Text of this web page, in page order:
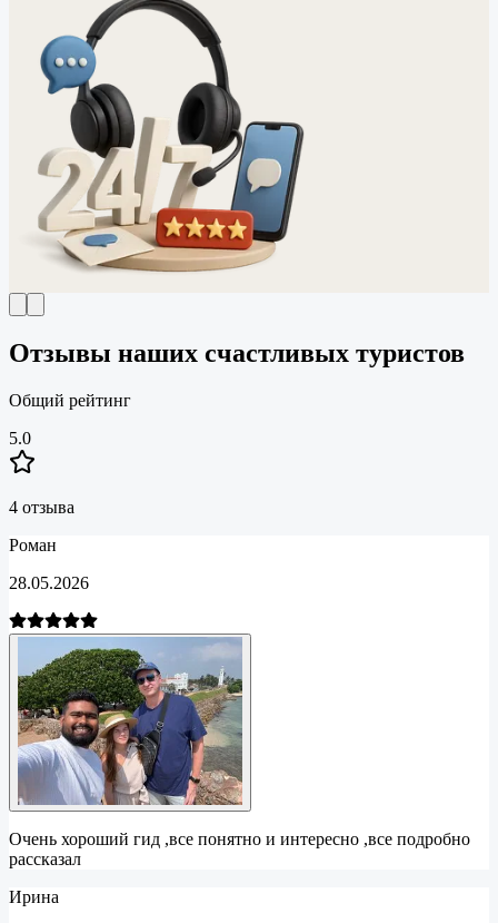
Отзывы наших счастливых туристов
Общий рейтинг
5.0
4 отзыва
Роман
28.05.2026
Очень хороший гид ,все понятно и интересно ,все подробно
рассказал
Ирина